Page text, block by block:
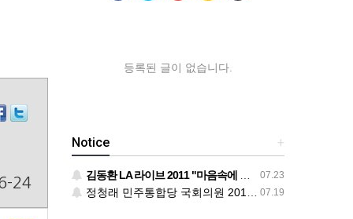
24
등록된 글이 없습니다.
+
Notice
07.23
김동환 LA 라이브 2011 "마음속에 음악이 흐르면"
07.19
정청래 민주통합당 국회의원 2012 LA 동포 간담회